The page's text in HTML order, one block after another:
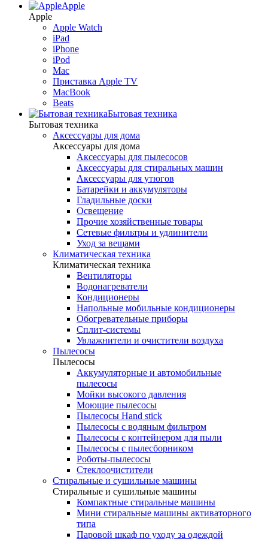
Apple
Apple
Apple Watch
iPad
iPhone
iPod
Mac
Приставка Apple TV
MacBook
Beats
Бытовая техника
Бытовая техника
Аксессуары для дома
Аксессуары для дома
Аксессуары для пылесосов
Аксессуары для стиральных машин
Аксессуары для утюгов
Батарейки и аккумуляторы
Гладильные доски
Освещение
Прочие хозяйственные товары
Сетевые фильтры и удлинители
Уход за вещами
Климатическая техника
Климатическая техника
Вентиляторы
Водонагреватели
Кондиционеры
Напольные мобильные кондиционеры
Обогревательные приборы
Сплит-системы
Увлажнители и очистители воздуха
Пылесосы
Пылесосы
Аккумуляторные и автомобильные
пылесосы
Мойки высокого давления
Моющие пылесосы
Пылесосы Hand stick
Пылесосы с водяным фильтром
Пылесосы с контейнером для пыли
Пылесосы с пылесборником
Роботы-пылесосы
Стеклоочистители
Стиральные и сушильные машины
Стиральные и сушильные машины
Компактные стиральные машины
Мини стиральные машины активаторного
типа
Паровой шкаф по уходу за одеждой